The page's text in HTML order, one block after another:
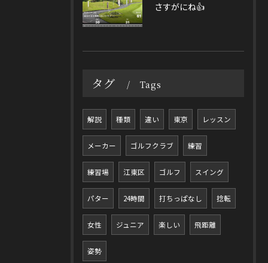
さすがにね👍
タグ Tags
解説 種類 違い 東京 レッスン
メーカー ゴルフクラブ 練習
練習場 江東区 ゴルフ スイング
パター 24時間 打ちっぱなし 捻転
女性 ジュニア 楽しい 飛距離
姿勢